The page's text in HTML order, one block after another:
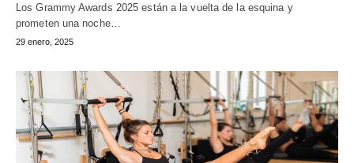
Los Grammy Awards 2025 están a la vuelta de la esquina y
prometen una noche…
29 enero, 2025